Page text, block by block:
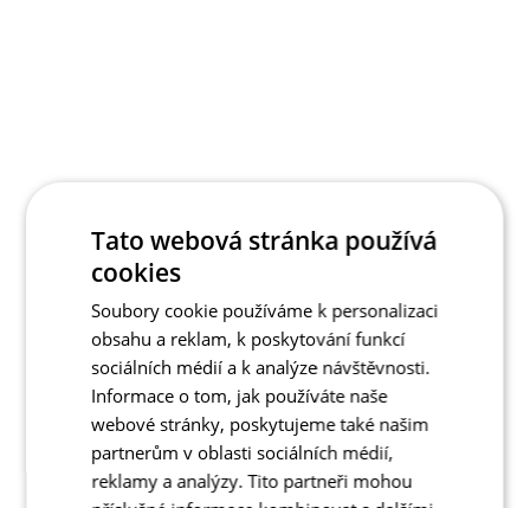
Tato webová stránka používá
cookies
Soubory cookie používáme k personalizaci
obsahu a reklam, k poskytování funkcí
sociálních médií a k analýze návštěvnosti.
Informace o tom, jak používáte naše
webové stránky, poskytujeme také našim
partnerům v oblasti sociálních médií,
reklamy a analýzy. Tito partneři mohou